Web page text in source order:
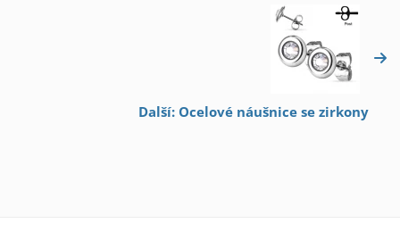
Další: Ocelové náušnice se zirkony